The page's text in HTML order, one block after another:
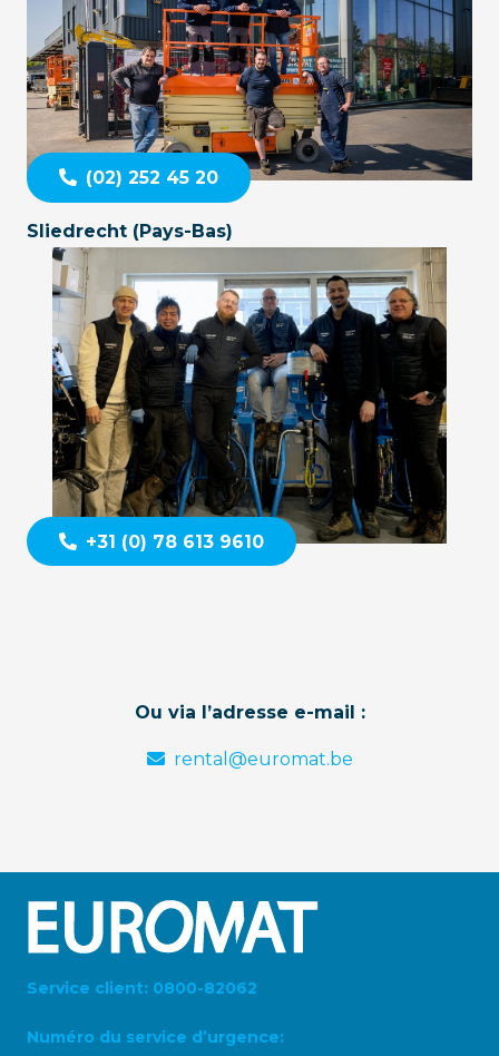
(02) 252 45 20
Sliedrecht (Pays-Bas)
+31 (0) 78 613 9610
Ou via l’adresse e-mail :
rental@euromat.be
Service client: 0800-82062
Numéro du service d’urgence: